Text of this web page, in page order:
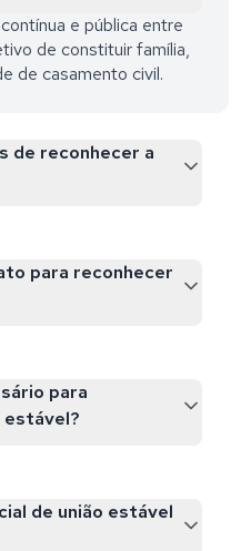
e pública entre
de constituir família,
de casamento civil.
de reconhecer a
para reconhecer
para
estável?
de união estável